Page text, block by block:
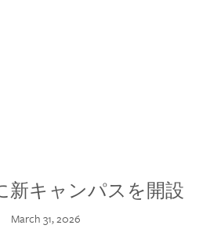
新キャンパスを開設
March 31, 2026